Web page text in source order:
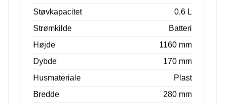
Støvkapacitet
0,6 L
Strømkilde
Batteri
Højde
1160 mm
Dybde
170 mm
Husmateriale
Plast
Bredde
280 mm